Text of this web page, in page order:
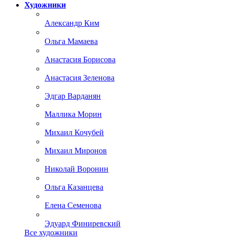
Художники
Александр Ким
Ольга Мамаева
Анастасия Борисова
Анастасия Зеленова
Эдгар Варданян
Маллика Морин
Михаил Кочубей
Михаил Миронов
Николай Воронин
Ольга Казанцева
Елена Семенова
Эдуард Финиревский
Все художники